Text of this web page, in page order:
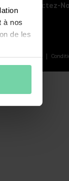
à nos
de les
Contactez-
Confidentialité